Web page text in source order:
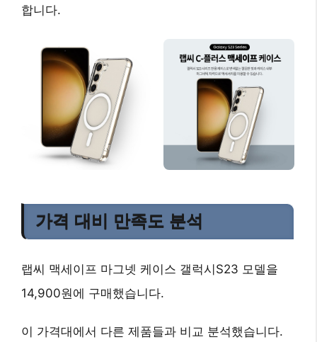
합니다.
가격 대비 만족도 분석
랩씨 맥세이프 마그넷 케이스 갤럭시S23 모델을
14,900원에 구매했습니다.
이 가격대에서 다른 제품들과 비교 분석했습니다.